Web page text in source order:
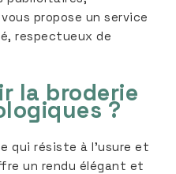
vous propose un service
respectueux de
la broderie
?
qui résiste à l’usure et
un rendu élégant et